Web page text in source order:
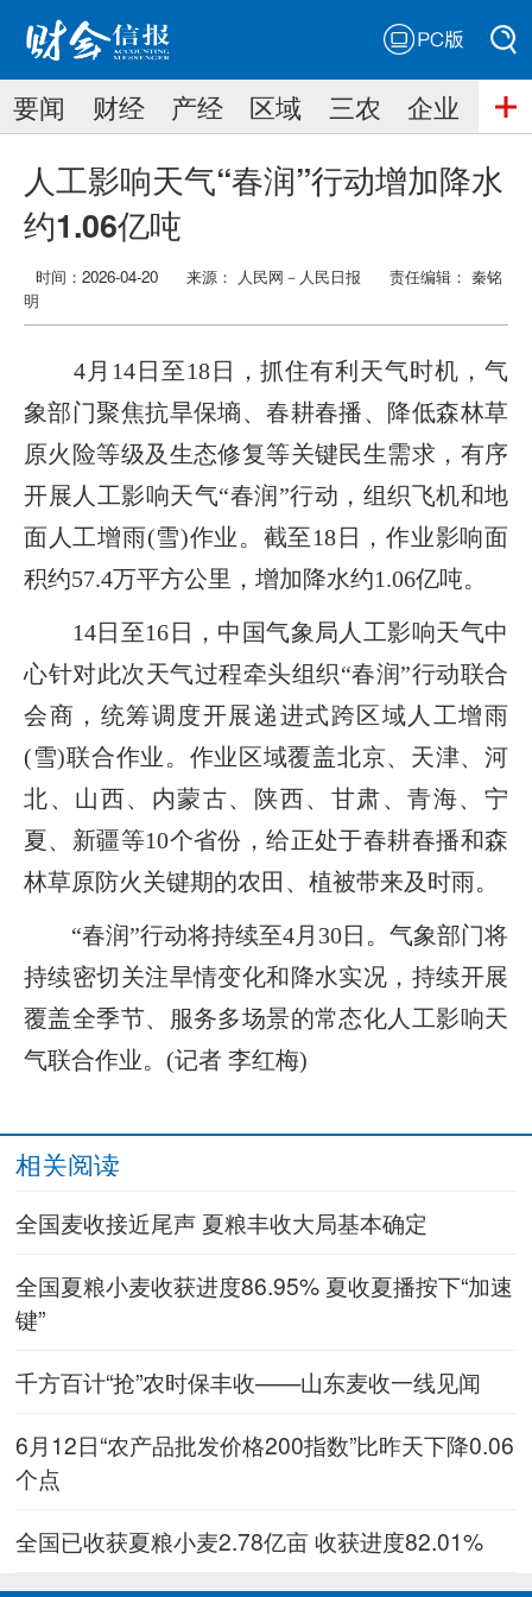
搜索
搜索
要闻 财经 产经 区域 三农 企业
人工影响天气“春润”行动增加降水
约1.06亿吨
时间：2026-04-20 来源： 人民网－人民日报 责任编辑： 秦铭
明
4月14日至18日，抓住有利天气时机，气
象部门聚焦抗旱保墒、春耕春播、降低森林草
原火险等级及生态修复等关键民生需求，有序
开展人工影响天气“春润”行动，组织飞机和地
面人工增雨(雪)作业。截至18日，作业影响面
积约57.4万平方公里，增加降水约1.06亿吨。
14日至16日，中国气象局人工影响天气中
心针对此次天气过程牵头组织“春润”行动联合
会商，统筹调度开展递进式跨区域人工增雨
(雪)联合作业。作业区域覆盖北京、天津、河
北、山西、内蒙古、陕西、甘肃、青海、宁
夏、新疆等10个省份，给正处于春耕春播和森
林草原防火关键期的农田、植被带来及时雨。
“春润”行动将持续至4月30日。气象部门将
持续密切关注旱情变化和降水实况，持续开展
覆盖全季节、服务多场景的常态化人工影响天
气联合作业。(记者 李红梅)
相关阅读
全国麦收接近尾声 夏粮丰收大局基本确定
全国夏粮小麦收获进度86.95% 夏收夏播按下“加速
键”
千方百计“抢”农时保丰收——山东麦收一线见闻
6月12日“农产品批发价格200指数”比昨天下降0.06
个点
全国已收获夏粮小麦2.78亿亩 收获进度82.01%